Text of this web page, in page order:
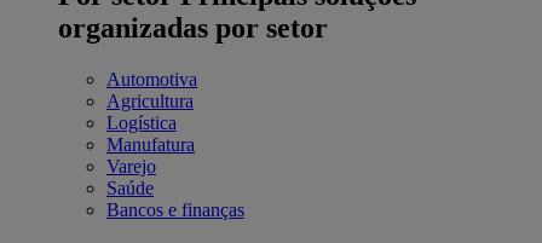
organizadas por setor
Automotiva
Agricultura
Logística
Manufatura
Varejo
Saúde
Bancos e finanças